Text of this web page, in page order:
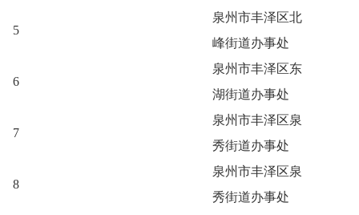
5
泉州市丰泽区北
峰街道办事处
6
泉州市丰泽区东
湖街道办事处
7
泉州市丰泽区泉
秀街道办事处
8
泉州市丰泽区泉
秀街道办事处